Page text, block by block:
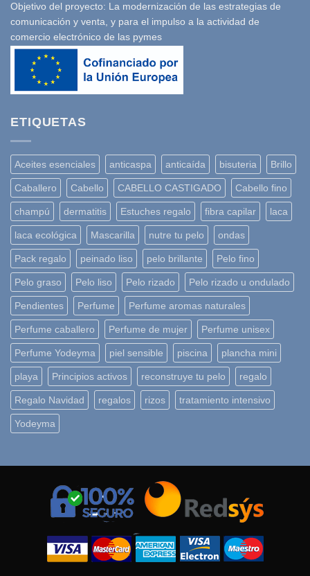
Objetivo del proyecto: La modernización de las estrategias de
comunicación y venta, y para el impulso a la actividad de
comercio electrónico de las pymes
ETIQUETAS
Aceites esenciales anticaspa anticaída bisuteria Brillo
Caballero Cabello CABELLO CASTIGADO Cabello fino
champú dermatitis Estuches regalo fibra capilar laca
laca ecológica Mascarilla nutre tu pelo ondas
Pack regalo peinado liso pelo brillante Pelo fino
Pelo graso Pelo liso Pelo rizado Pelo rizado u ondulado
Pendientes Perfume Perfume aromas naturales
Perfume caballero Perfume de mujer Perfume unisex
Perfume Yodeyma piel sensible piscina plancha mini
playa Principios activos reconstruye tu pelo regalo
Regalo Navidad regalos rizos tratamiento intensivo
Yodeyma